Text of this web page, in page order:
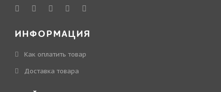
ИНФОРМАЦИЯ
Как оплатить товар
Доставка товара